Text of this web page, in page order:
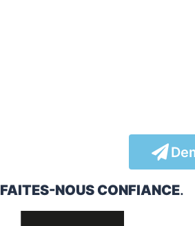
FAITES-NOUS CONFIANCE.